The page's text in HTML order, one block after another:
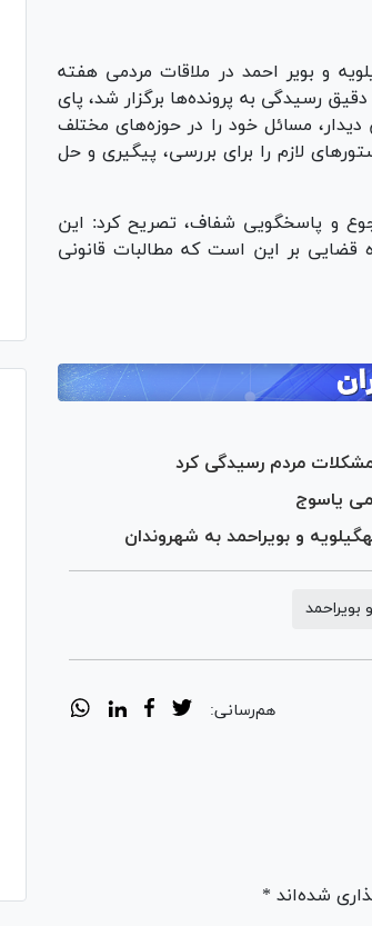
و بویر احمد در ملاقات مردمی هفته
رسیدگی به پرونده‌ها برگزار شد، پای
حاضر در این دیدار، مسائل خود را در حوزه‌های مختلف
لازم را برای بررسی، پیگیری و حل
و پاسخگویی شفاف، تصریح کرد: این
بر این است که مطالبات قانونی
مردم رسیدگی کرد
یاسوج
بویراحمد
هم‌رسانی:
شده‌اند *